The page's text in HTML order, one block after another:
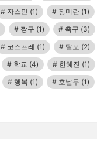
자스민 (1) 장미란 (1)
짱구 (1) 축구 (3)
코스프레 (1) 탈모 (2)
학교 (4) 한혜진 (1)
행복 (1) 호날두 (1)